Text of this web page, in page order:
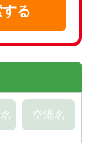
る
空港名